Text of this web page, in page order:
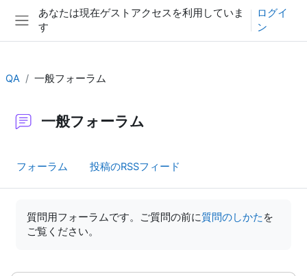
メインコンテンツへスキップする
サイドパネル
あなたは現在ゲストアクセスを利用していま
す
ログイ
ン
QA 一般フォーラム
一般フォーラム
フォーラム 投稿のRSSフィード
質問用フォーラムです。ご質問の前に質問のしかた を
ご覧ください。